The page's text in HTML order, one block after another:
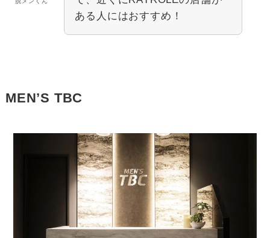
ある人にはおすすめ！
MEN’S TBC